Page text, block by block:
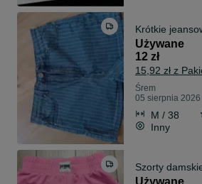
Krótkie
Używane
12 zł
15,92 zł z
Śrem
05 sierpnia 2026
M / 38
Inny
Szorty